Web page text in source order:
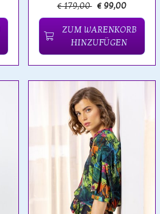
€ 179,00 € 99,00
ZUM WARENKORB
HINZUFÜGEN